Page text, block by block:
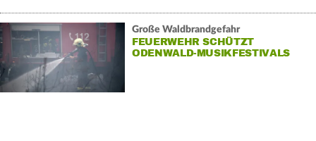
Große Waldbrandgefahr
FEUERWEHR SCHÜTZT
ODENWALD-MUSIKFESTIVALS